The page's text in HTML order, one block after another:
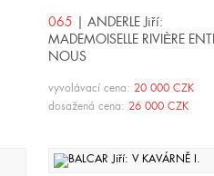
065 | ANDERLE Jiří:
MADEMOISELLE RIVIÈRE
NOUS
vyvolávací cena: 20 000 CZK
dosažená cena: 26 000 CZK